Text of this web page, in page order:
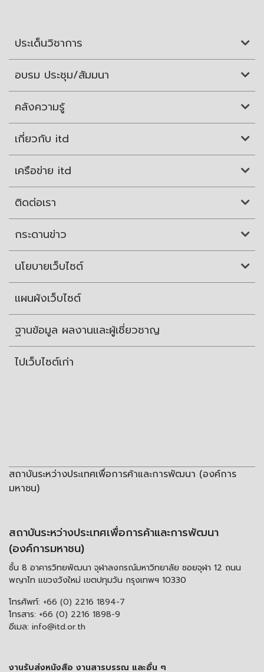
ประเด็นวิชาการ
อบรม ประชุม/สัมมนา
คลังความรู้
เกี่ยวกับ itd
เครือข่าย itd
ติดต่อเรา
กระดานข่าว
นโยบายเว็บไซต์
แผนผังเว็บไซต์
ฐานข้อมูล ผลงานและผู้เชี่ยวชาญ
ไปเว็บไซต์เก่า
สถาบันระหว่างประเทศเพื่อการค้าและการพัฒนา (องค์การ
มหาชน)
สถาบันระหว่างประเทศเพื่อการค้าและการพัฒนา
(องค์การมหาชน)
ชั้น 8 อาคารวิทยพัฒนา จุฬาลงกรณ์มหาวิทยาลัย ซอยจุฬา 12 ถนน
พญาไท แขวงวังใหม่ เขตปทุมวัน กรุงเทพฯ 10330
โทรศัพท์: +66 (0) 2216 1894-7
โทรสาร: +66 (0) 2216 1898-9
อีเมล: info@itd.or.th
งานรับส่งหนังสือ งานสารบรรณ และอื่น ๆ